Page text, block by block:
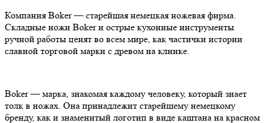
Компания Boker — старейшая немецкая ножевая фирма.
Складные ножи Boker и острые кухонные инструменты
ручной работы ценят во всем мире, как частички истории
славной торговой марки с древом на клинке.
Boker — марка, знакомая каждому человеку, который знает
толк в ножах. Она принадлежит старейшему немецкому
бренду, как и знаменитый логотип в виде каштана на красном